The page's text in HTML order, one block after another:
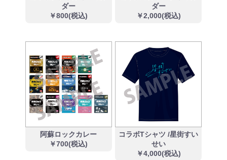
ダー
￥800(税込)
ダー
￥2,000(税込)
阿蘇ロックカレー
￥700(税込)
コラボTシャツ /星街すい
せい
￥4,000(税込)